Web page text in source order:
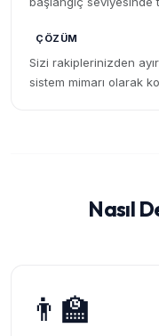
ÇÖZÜM
Sizi rakiplerinizden
sistem mimarı olarak
Nasıl
👨‍🏫